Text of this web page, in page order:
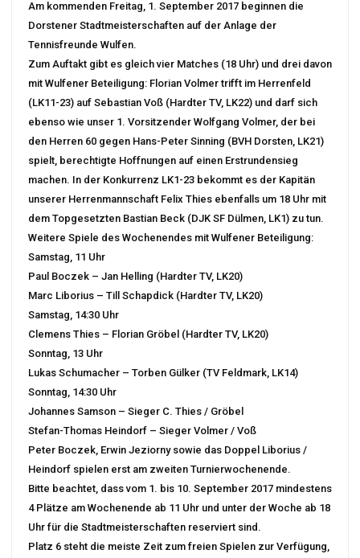
Am kommenden Freitag, 1. September 2017 beginnen die
Dorstener Stadtmeisterschaften auf der Anlage der
Tennisfreunde Wulfen.
Zum Auftakt gibt es gleich vier Matches (18 Uhr) und drei davon
mit Wulfener Beteiligung: Florian Volmer trifft im Herrenfeld
(LK11-23) auf Sebastian Voß (Hardter TV, LK22) und darf sich
ebenso wie unser 1. Vorsitzender Wolfgang Volmer, der bei
den Herren 60 gegen Hans-Peter Sinning (BVH Dorsten, LK21)
spielt, berechtigte Hoffnungen auf einen Erstrundensieg
machen. In der Konkurrenz LK1-23 bekommt es der Kapitän
unserer Herrenmannschaft Felix Thies ebenfalls um 18 Uhr mit
dem Topgesetzten Bastian Beck (DJK SF Dülmen, LK1) zu tun.
Weitere Spiele des Wochenendes mit Wulfener Beteiligung:
Samstag, 11 Uhr
Paul Boczek – Jan Helling (Hardter TV, LK20)
Marc Liborius – Till Schapdick (Hardter TV, LK20)
Samstag, 14:30 Uhr
Clemens Thies – Florian Gröbel (Hardter TV, LK20)
Sonntag, 13 Uhr
Lukas Schumacher – Torben Gülker (TV Feldmark, LK14)
Sonntag, 14:30 Uhr
Johannes Samson – Sieger C. Thies / Gröbel
Stefan-Thomas Heindorf – Sieger Volmer / Voß
Peter Boczek, Erwin Jeziorny sowie das Doppel Liborius /
Heindorf spielen erst am zweiten Turnierwochenende.
Bitte beachtet, dass vom 1. bis 10. September 2017 mindestens
4 Plätze am Wochenende ab 11 Uhr und unter der Woche ab 18
Uhr für die Stadtmeisterschaften reserviert sind.
Platz 6 steht die meiste Zeit zum freien Spielen zur Verfügung,